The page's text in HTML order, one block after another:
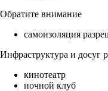
Обратите внимание
самоизоляция
Инфраструктура и досуг
кинотеатр
ночной клуб